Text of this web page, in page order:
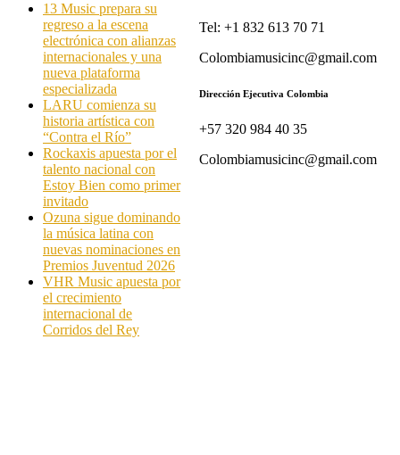
13 Music prepara su
regreso a la escena
electrónica con alianzas
internacionales y una
nueva plataforma
especializada
LARU comienza su
historia artística con
“Contra el Río”
Rockaxis apuesta por el
talento nacional con
Estoy Bien como primer
invitado
Ozuna sigue dominando
la música latina con
nuevas nominaciones en
Premios Juventud 2026
VHR Music apuesta por
el crecimiento
internacional de
Corridos del Rey
Tel: +1 832 613 70 71
Colombiamusicinc@gmail.com
Dirección Ejecutiva Colombia
+57 320 984 40 35
Colombiamusicinc@gmail.com